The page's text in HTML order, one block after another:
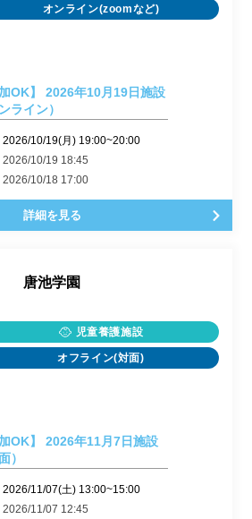
オンライン(zoomなど)
加OK】 2026年10月19日施設
ライン）
2026/10/19(月) 19:00~20:00
2026/10/19 18:45
2026/10/18 17:00
詳細を見る
唐池学園
児童養護施設
オフライン(対面)
加OK】 2026年11月7日施設
）
2026/11/07(土) 13:00~15:00
2026/11/07 12:45